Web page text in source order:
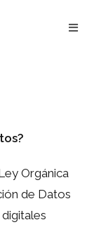
Orgánica
de Datos